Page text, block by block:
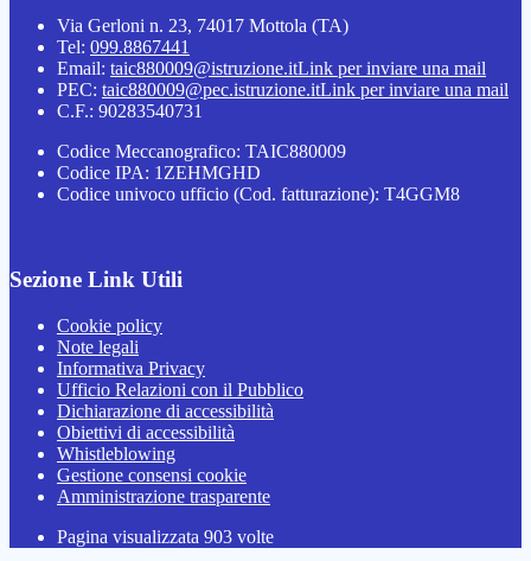
Via Gerloni n. 23, 74017 Mottola (TA)
Tel: 099.8867441
Email: taic880009@istruzione.itLink per inviare una mail
PEC: taic880009@pec.istruzione.itLink per inviare una mail
C.F.: 90283540731
Codice Meccanografico: TAIC880009
Codice IPA: 1ZEHMGHD
Codice univoco ufficio (Cod. fatturazione): T4GGM8
Sezione Link Utili
Cookie policy
Note legali
Informativa Privacy
Ufficio Relazioni con il Pubblico
Dichiarazione di accessibilità
Obiettivi di accessibilità
Whistleblowing
Gestione consensi cookie
Amministrazione trasparente
Pagina visualizzata 903 volte